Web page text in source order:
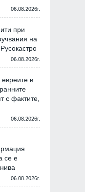
Образование и религия
06.08.2026г.
при
на
06.08.2026г.
в
с фактите,
06.08.2026г.
се е
06.08.2026г.